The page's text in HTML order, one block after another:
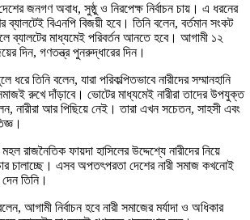
জনগণ অবাধ, সুষ্ঠু ও নিরপেক্ষ নির্বাচন চায়। এ ধরনের
ব্যালটেই বিএনপি বিজয়ী হবে। তিনি বলেন, বর্তমান সংকট
ব্যালটের মাধ্যমেই পরিবর্তন আনতে হবে। আগামী ১২
দিন, গণতন্ত্র পুনরুদ্ধারের দিন।
ধরে তিনি বলেন, যারা পরিকল্পিতভাবে নারীদের সম্মানহানি
রুখে দাঁড়াবে। ভোটের মাধ্যমেই নারীরা তাদের উপযুক্ত
নারীরা আর পিছিয়ে নেই। তারা এখন সচেতন, সাহসী এবং
রাজনৈতিক ফায়দা হাসিলের উদ্দেশ্যে নারীদের নিয়ে
চালাচ্ছে। এসব অপতৎপরতা দেশের নারী সমাজ কখনোই
তিনি।
আগামী নির্বাচন হবে নারী সমাজের মর্যাদা ও অধিকার